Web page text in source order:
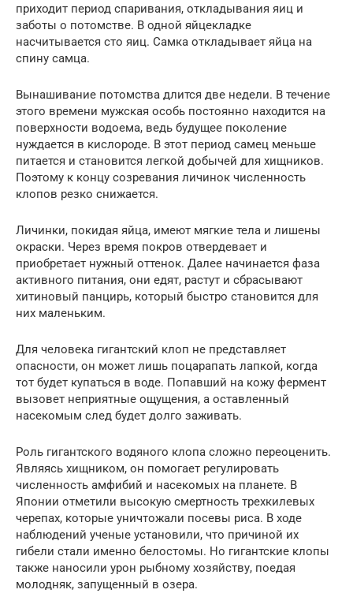
приходит период спаривания, откладывания яиц и
заботы о потомстве. В одной яйцекладке
насчитывается сто яиц. Самка откладывает яйца на
спину самца.
Вынашивание потомства длится две недели. В течение
этого времени мужская особь постоянно находится на
поверхности водоема, ведь будущее поколение
нуждается в кислороде. В этот период самец меньше
питается и становится легкой добычей для хищников.
Поэтому к концу созревания личинок численность
клопов резко снижается.
Личинки, покидая яйца, имеют мягкие тела и лишены
окраски. Через время покров отвердевает и
приобретает нужный оттенок. Далее начинается фаза
активного питания, они едят, растут и сбрасывают
хитиновый панцирь, который быстро становится для
них маленьким.
Для человека гигантский клоп не представляет
опасности, он может лишь поцарапать лапкой, когда
тот будет купаться в воде. Попавший на кожу фермент
вызовет неприятные ощущения, а оставленный
насекомым след будет долго заживать.
Роль гигантского водяного клопа сложно переоценить.
Являясь хищником, он помогает регулировать
численность амфибий и насекомых на планете. В
Японии отметили высокую смертность трехкилевых
черепах, которые уничтожали посевы риса. В ходе
наблюдений ученые установили, что причиной их
гибели стали именно белостомы. Но гигантские клопы
также наносили урон рыбному хозяйству, поедая
молодняк, запущенный в озера.